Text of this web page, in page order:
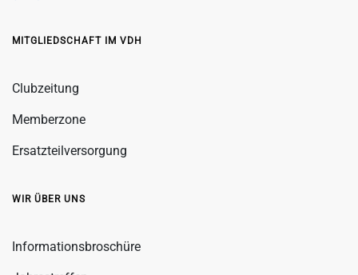
MITGLIEDSCHAFT IM VDH
Clubzeitung
Memberzone
Ersatzteilversorgung
WIR ÜBER UNS
Informationsbroschüre